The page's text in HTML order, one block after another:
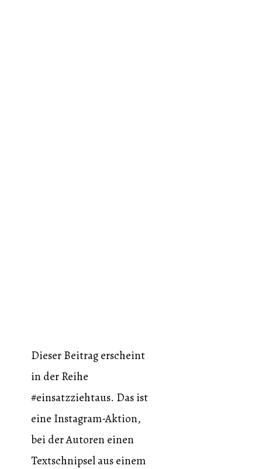
Dieser Beitrag erscheint
in der Reihe
#einsatzziehtaus. Das ist
eine Instagram-Aktion,
bei der Autoren einen
Textschnipsel aus einem